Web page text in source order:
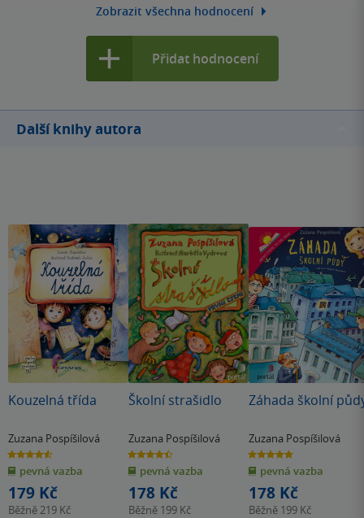
Zobrazit všechna hodnocení
Přidat hodnocení
Další knihy autora
Kouzelná třída
Zuzana Pospíšilová
4.6
z
5
hvězdiček
pevná vazba
179 Kč
Běžně219 Kč
Školní strašidlo
Zuzana Pospíšilová
4.5
z
5
hvězdiček
pevná vazba
178 Kč
Běžně 199 Kč
Záhada školní
Zuzana Pospíšilová
5.0
z
5
hvězdiček
pevná vazba
178 Kč
Běžně 199 Kč